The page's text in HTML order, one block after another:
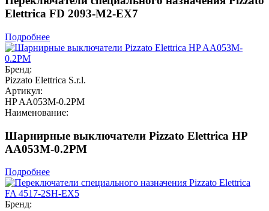
Elettrica FD 2093-M2-EX7
Подробнее
Бренд:
Pizzato Elettrica S.r.l.
Артикул:
HP AA053M-0.2PM
Наименование:
Шарнирные выключатели Pizzato Elettrica HP
AA053M-0.2PM
Подробнее
Бренд: